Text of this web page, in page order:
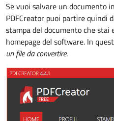
Se vuoi salvare un documento
PDFCreator puoi partire quindi
stampa del documento che stai
homepage del software. In
un file da convertire.